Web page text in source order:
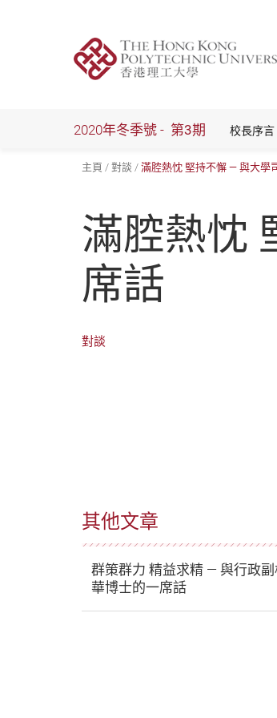
2020年冬季號 - 第3期 校長序言
主頁 對談 滿腔熱忱 堅持不懈 — 與大學
滿腔熱忱
席話
對談
其他文章
群策群力 精益求精 — 與行政
華博士的一席話